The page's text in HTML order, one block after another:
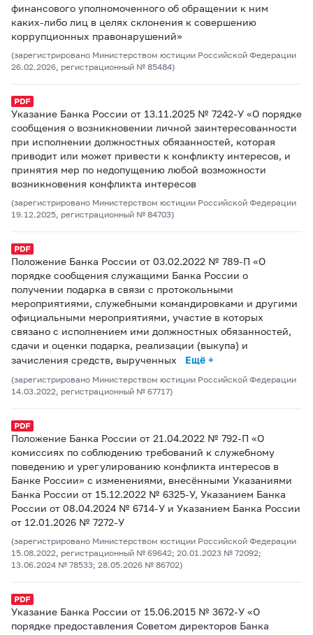
финансового уполномоченного об обращении к ним
каких-либо лиц в целях склонения к совершению
коррупционных правонарушений»
(зарегистрировано Министерством юстиции Российской Федерации
26.02.2026, регистрационный № 85484)
Указание Банка России от 13.11.2025 № 7242-У «О порядке
сообщения о возникновении личной заинтересованности
при исполнении должностных обязанностей, которая
приводит или может привести к конфликту интересов, и
принятия мер по недопущению любой возможности
возникновения конфликта интересов
(зарегистрировано Министерством юстиции Российской Федерации
19.12.2025, регистрационный № 84703)
Положение Банка России от 03.02.2022 № 789-П «О
порядке сообщения служащими Банка России о
получении подарка в связи с протокольными
мероприятиями, служебными командировками и другими
официальными мероприятиями, участие в которых
связано с исполнением ими должностных обязанностей,
сдачи и оценки подарка, реализации (выкупа) и
зачисления средств, вырученных
Ещё +
(зарегистрировано Министерством юстиции Российской Федерации
14.03.2022, регистрационный № 67717)
Положение Банка России от 21.04.2022 № 792-П «О
комиссиях по соблюдению требований к служебному
поведению и урегулированию конфликта интересов в
Банке России» c изменениями, внесёнными Указаниями
Банка России от 15.12.2022 № 6325-У, Указанием Банка
России от 08.04.2024 № 6714-У и Указанием Банка России
от 12.01.2026 № 7272-У
(зарегистрировано Министерством юстиции Российской Федерации
15.08.2022, регистрационный № 69642; 20.01.2023 № 72092;
13.06.2024 № 78533; 28.05.2026 № 86702)
Указание Банка России от 15.06.2015 № 3672-У «О
порядке предоставления Советом директоров Банка